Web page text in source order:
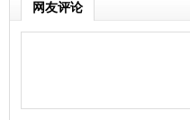
网友评论